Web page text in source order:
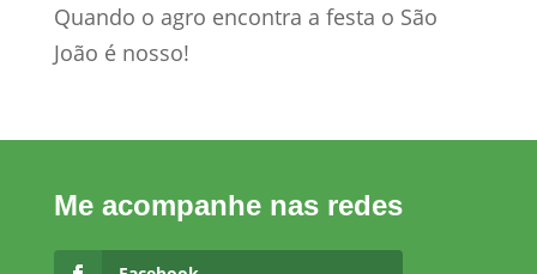
Quando o agro encontra a festa o São
João é nosso!
Me acompanhe nas redes